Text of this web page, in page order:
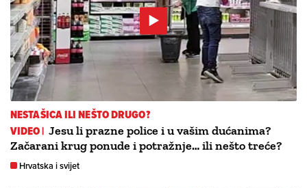
NESTAŠICA ILI NEŠTO DRUGO?
VIDEO | Jesu li prazne police i u vašim dućanima?
Začarani krug ponude i potražnje… ili nešto treće?
Hrvatska i svijet